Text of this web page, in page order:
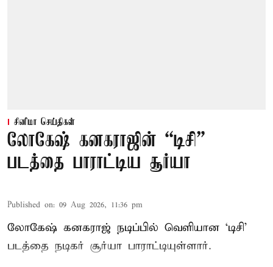
சினிமா செய்திகள்
லோகேஷ் கனகராஜின் “டிசி”
படத்தை பாராட்டிய சூர்யா
Published on: 09 Aug 2026, 11:36 pm
லோகேஷ் கனகராஜ் நடிப்பில் வெளியான ‘டிசி’
படத்தை நடிகர் சூர்யா பாராட்டியுள்ளார்.